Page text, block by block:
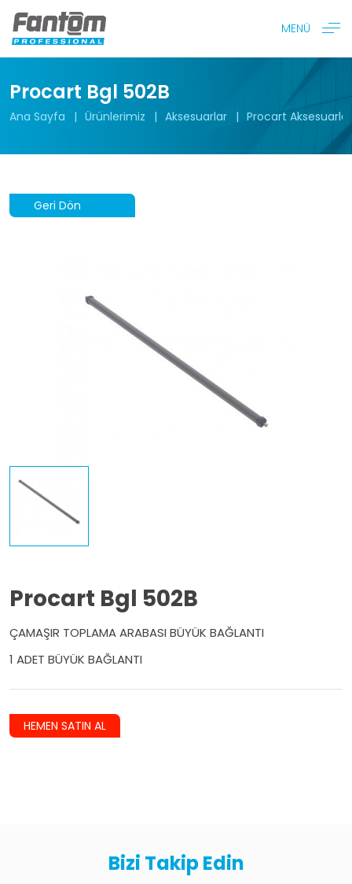
MENÜ
Procart Bgl 502B
Ana Sayfa Ürünlerimiz Aksesuarlar Procart
Geri Dön
Procart Bgl 502B
ÇAMAŞIR TOPLAMA ARABASI BÜYÜK BAĞLANTI
1 ADET BÜYÜK BAĞLANTI
HEMEN SATIN AL
Bizi Takip Edin